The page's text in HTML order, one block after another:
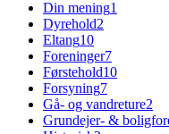
Din mening1
Dyrehold2
Eltang10
Foreninger7
Førstehold10
Forsyning7
Gå- og vandreture2
Grundejer- &